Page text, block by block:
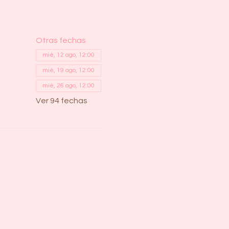
Otras fechas
mié, 12 ago, 12:00
mié, 19 ago, 12:00
mié, 26 ago, 12:00
Ver 94 fechas